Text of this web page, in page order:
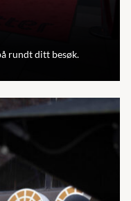
rundt ditt besøk.